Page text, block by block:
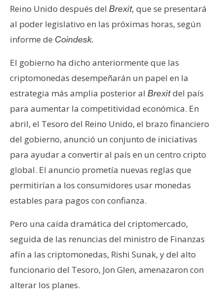
s
o
t
s
d
e
P
e
n
s
a
e
m
a
s
Reino Unido después del Brexit, que se presentará
al poder legislativo en las próximas horas, según
informe de Coindesk.
El gobierno ha dicho anteriormente que las
criptomonedas desempeñarán un papel en la
estrategia más amplia posterior al Brexitdel país
para aumentar la competitividad económica. En
abril, el Tesoro del Reino Unido, el brazo financiero
del gobierno, anunció un conjunto de iniciativas
para ayudar a convertir al país en un centro cripto
global. El anuncio prometía nuevas reglas que
permitirían a los consumidores usar monedas
estables para pagos con confianza.
Pero una caída dramática del criptomercado,
seguida de las renuncias del ministro de Finanzas
afín a las criptomonedas, Rishi Sunak, y del alto
funcionario del Tesoro, Jon Glen, amenazaron con
alterar los planes.